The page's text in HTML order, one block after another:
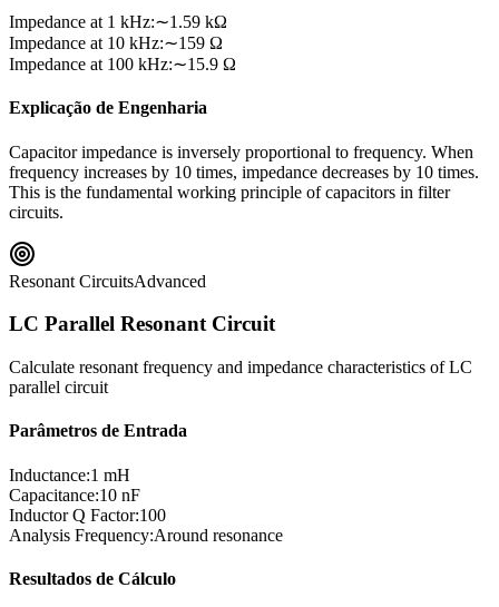
Impedance at 1 kHz:∼1.59 kΩ
Impedance at 10 kHz:∼159 Ω
Impedance at 100 kHz:∼15.9 Ω
Explicação de Engenharia
Capacitor impedance is inversely proportional to frequency. When
frequency increases by 10 times, impedance decreases by 10 times.
This is the fundamental working principle of capacitors in filter
circuits.
Resonant CircuitsAdvanced
LC Parallel Resonant Circuit
Calculate resonant frequency and impedance characteristics of LC
parallel circuit
Parâmetros de Entrada
Inductance:1 mH
Capacitance:10 nF
Inductor Q Factor:100
Analysis Frequency:Around resonance
Resultados de Cálculo